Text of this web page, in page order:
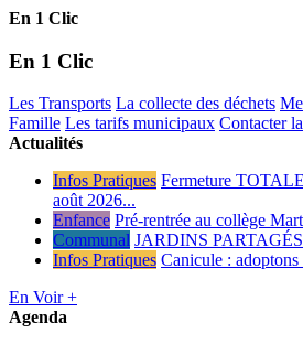
En 1 Clic
En 1 Clic
Les Transports La collecte des déchets
Famille Les tarifs municipaux Contacter
Actualités
Infos Pratiques Fermeture
août 2026...
Enfance Pré-rentrée au collège
Communal JARDINS PARTAGÉS
Infos Pratiques Canicule :
En Voir +
Agenda